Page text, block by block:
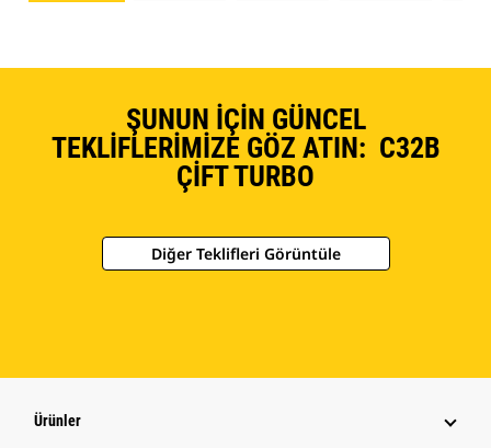
ŞUNUN İÇIN GÜNCEL
TEKLIFLERIMIZE GÖZ ATIN: C32B
ÇIFT TURBO
Diğer Teklifleri Görüntüle
Ürünler